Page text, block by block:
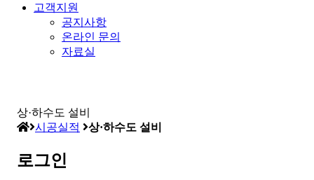
고객지원
공지사항
온라인 문의
자료실
상·하수도 설비
시공실적
상·하수도 설비
로그인